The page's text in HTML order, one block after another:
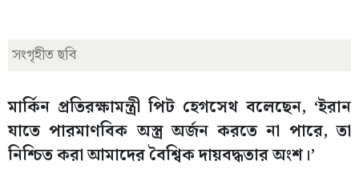
সংগৃহীত ছবি
মার্কিন প্রতিরক্ষামন্ত্রী পিট হেগসেথ বলেছেন, ‘ইরান
যাতে পারমাণবিক অস্ত্র অর্জন করতে না পারে, তা
নিশ্চিত করা আমাদের বৈশ্বিক দায়বদ্ধতার অংশ।’